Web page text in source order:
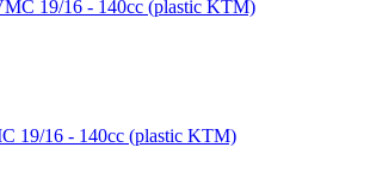
19/16 - 140cc (plastic KTM)